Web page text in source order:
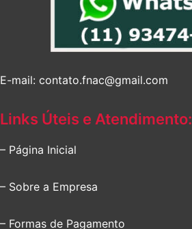
E-mail: contato.fnac@gmail.com
Links Úteis e Atendimento:
– Página Inicial
– Sobre a Empresa
– Formas de Pagamento